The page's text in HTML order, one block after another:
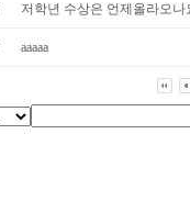
저학년 수상은 언제올라오나
aaaaa